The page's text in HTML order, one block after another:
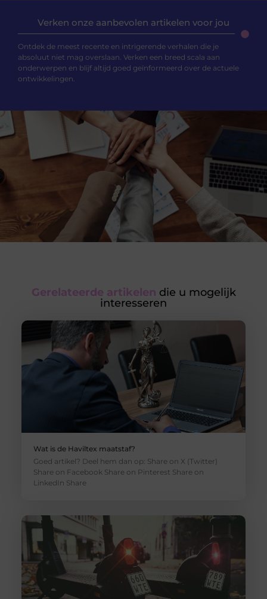
Verken onze aanbevolen artikelen voor jou
Ontdek de meest recente en intrigerende verhalen die je
absoluut niet mag overslaan. Verken een breed scala aan
onderwerpen en blijf altijd goed geïnformeerd over de actuele
ontwikkelingen.
Gerelateerde artikelen die u mogelijk
interesseren
Wat is de Haviltex maatstaf?
Goed artikel? Deel hem dan op: Share on X (Twitter)
Share on Facebook Share on Pinterest Share on
LinkedIn Share